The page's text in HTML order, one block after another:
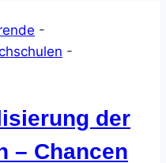
-
-
der
– Chancen